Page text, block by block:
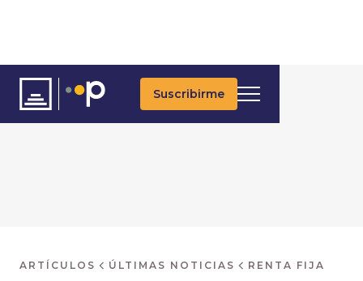
Suscribirme
ARTÍCULOS ÚLTIMAS NOTICIAS RENTA FIJA